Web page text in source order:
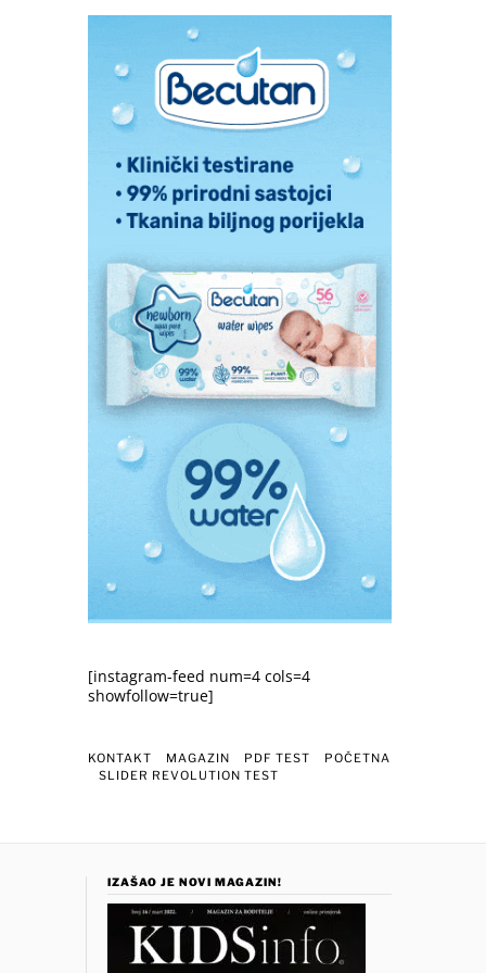
[instagram-feed num=4 cols=4
showfollow=true]
KONTAKT MAGAZIN PDF TEST
POČETNA
SLIDER REVOLUTION TEST
IZAŠAO JE NOVI MAGAZIN!